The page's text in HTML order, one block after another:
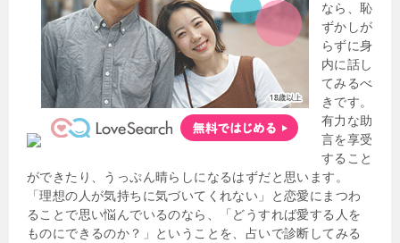
なら、恥
ずかしが
らずに身
内に話し
てみるべ
きです。
有力な助
言を享受
すること
ができたり、うっぷん晴らしになるはずだと思います。
「理想の人が気持ちに気づいてくれない」と恋愛にまつわ
ることで思い悩んでいるのなら、「どうすれば愛する人を
ものにできるのか？」ということを、占いで診断してみる